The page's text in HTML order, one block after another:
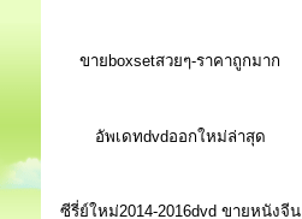
ขายboxsetสวยๆ-ราคาถูกมาก
อัพเดทdvdออกใหม่ล่าสุด
ซีรี่ย์ใหม่2014-2016dvd ขายหนังจีน